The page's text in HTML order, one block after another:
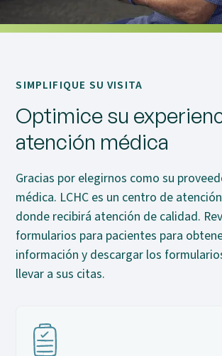
SIMPLIFIQUE SU VISITA
Optimice su
atención médica
Gracias por elegirnos como su
médica. LCHC es un centro de
donde recibirá atención de calidad.
formularios para pacientes para
información y descargar los
llevar a sus citas.